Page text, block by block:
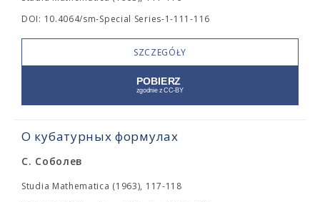
DOI: 10.4064/sm-Special Series-1-111-116
SZCZEGÓŁY
О кубатурных формулах
С. Соболев
Studia Mathematica (1963), 117-118